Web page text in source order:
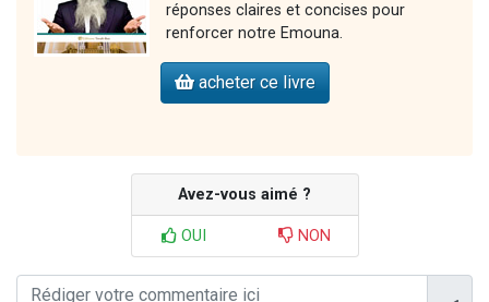
réponses claires et concises pour
renforcer notre Emouna.
acheter ce livre
Avez-vous aimé ?
OUI NON